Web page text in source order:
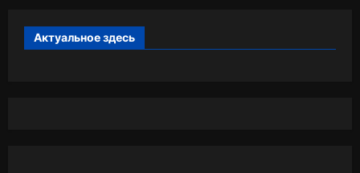
Актуальное здесь